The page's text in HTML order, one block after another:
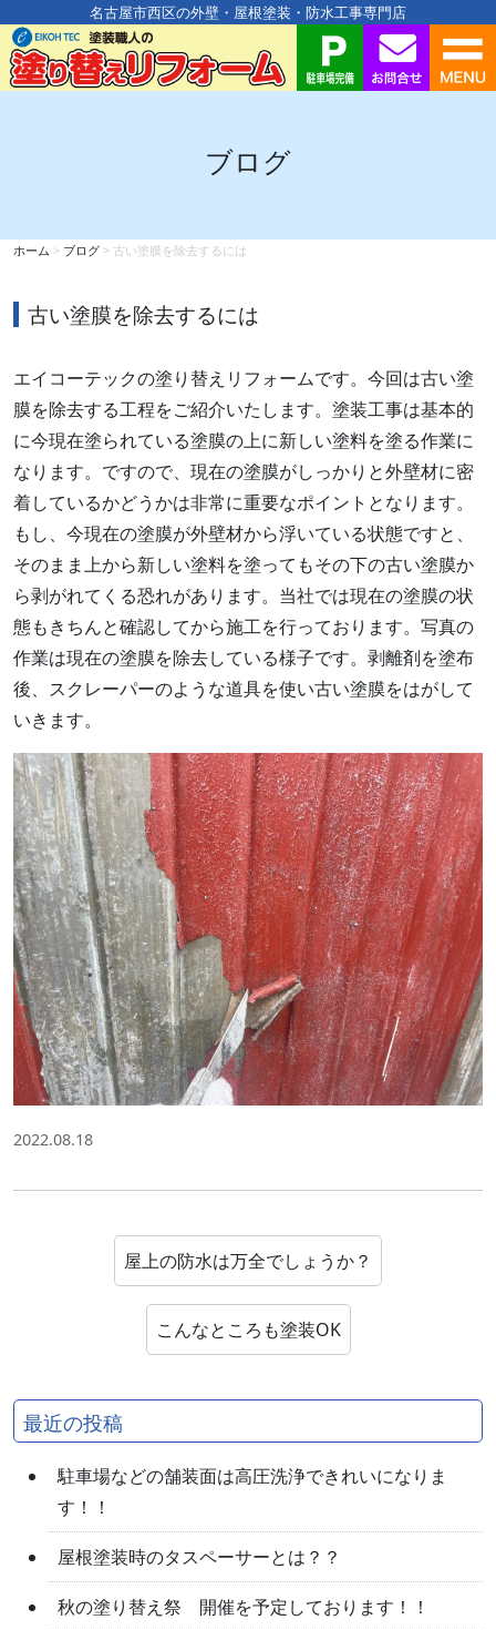
名古屋市西区の外壁・屋根塗装・防水工事専門店
ブログ
ホーム > ブログ > 古い塗膜を除去するには
古い塗膜を除去するには
エイコーテックの塗り替えリフォームです。今回は古い塗
膜を除去する工程をご紹介いたします。塗装工事は基本的
に今現在塗られている塗膜の上に新しい塗料を塗る作業に
なります。ですので、現在の塗膜がしっかりと外壁材に密
着しているかどうかは非常に重要なポイントとなります。
もし、今現在の塗膜が外壁材から浮いている状態ですと、
そのまま上から新しい塗料を塗ってもその下の古い塗膜か
ら剥がれてくる恐れがあります。当社では現在の塗膜の状
態もきちんと確認してから施工を行っております。写真の
作業は現在の塗膜を除去している様子です。剥離剤を塗布
後、スクレーパーのような道具を使い古い塗膜をはがして
いきます。
2022.08.18
屋上の防水は万全でしょうか？
こんなところも塗装OK
最近の投稿
駐車場などの舗装面は高圧洗浄できれいになりま
す！！
屋根塗装時のタスペーサーとは？？
秋の塗り替え祭 開催を予定しております！！